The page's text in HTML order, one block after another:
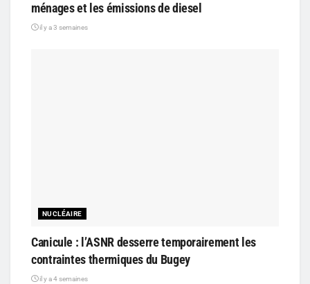
ménages et les émissions de diesel
il y a 3 semaines
NUCLÉAIRE
Canicule : l’ASNR desserre temporairement les
contraintes thermiques du Bugey
il y a 4 semaines